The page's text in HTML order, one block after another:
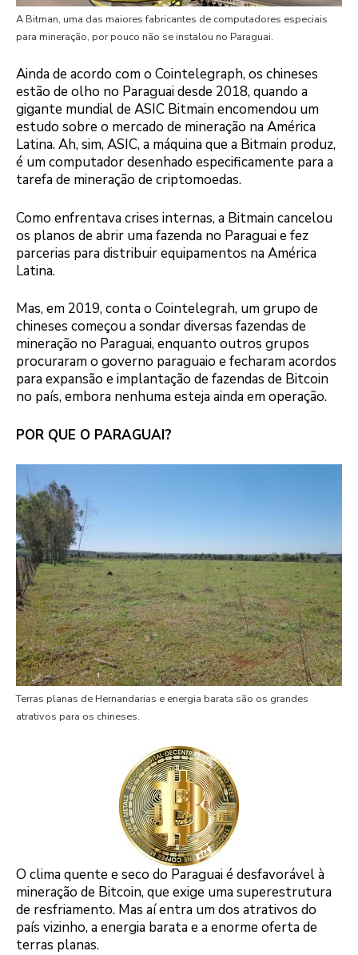
A Bitman, uma das maiores fabricantes de computadores especiais
para mineração, por pouco não se instalou no Paraguai.
Ainda de acordo com o Cointelegraph, os chineses
estão de olho no Paraguai desde 2018, quando a
gigante mundial de ASIC Bitmain encomendou um
estudo sobre o mercado de mineração na América
Latina. Ah, sim, ASIC, a máquina que a Bitmain produz,
é um computador desenhado especificamente para a
tarefa de mineração de criptomoedas.
Como enfrentava crises internas, a Bitmain cancelou
os planos de abrir uma fazenda no Paraguai e fez
parcerias para distribuir equipamentos na América
Latina.
Mas, em 2019, conta o Cointelegrah, um grupo de
chineses começou a sondar diversas fazendas de
mineração no Paraguai, enquanto outros grupos
procuraram o governo paraguaio e fecharam acordos
para expansão e implantação de fazendas de Bitcoin
no país, embora nenhuma esteja ainda em operação.
POR QUE O PARAGUAI?
Terras planas de Hernandarias e energia barata são os grandes
atrativos para os chineses.
O clima quente e seco do Paraguai é desfavorável à
mineração de Bitcoin, que exige uma superestrutura
de resfriamento. Mas aí entra um dos atrativos do
país vizinho, a energia barata e a enorme oferta de
terras planas.